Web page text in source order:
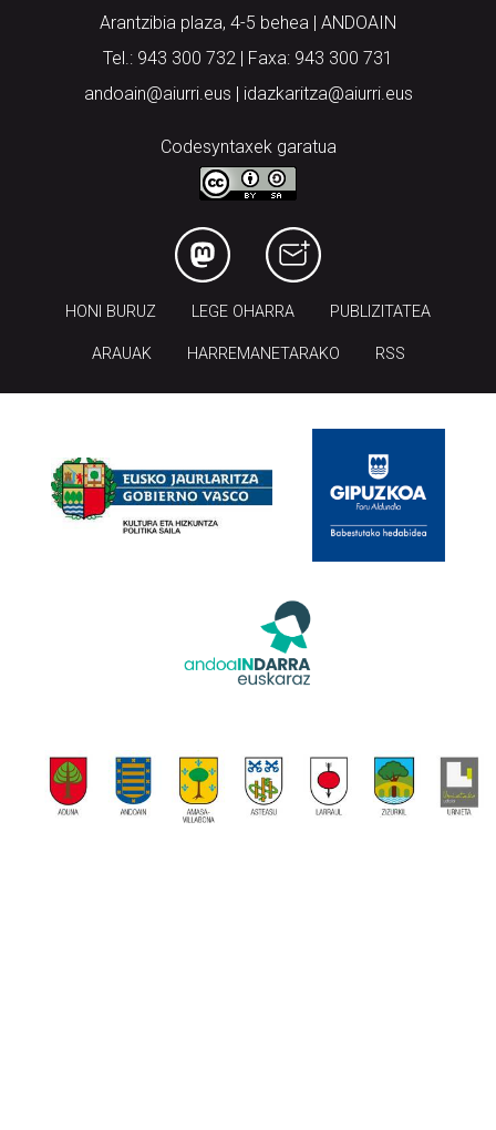
Arantzibia plaza, 4-5 behea | ANDOAIN
Tel.: 943 300 732 | Faxa: 943 300 731
andoain@aiurri.eus | idazkaritza@aiurri.eus
Codesyntaxek garatua
HONI BURUZ LEGE OHARRA PUBLIZITATEA
ARAUAK HARREMANETARAKO RSS